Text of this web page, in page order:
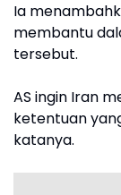
Ia
membantu
tersebut.
AS ingin Iran
ketentuan
katanya.